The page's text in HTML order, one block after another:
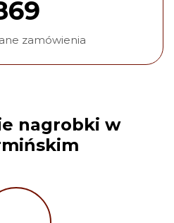
zamówienia
nagrobki w